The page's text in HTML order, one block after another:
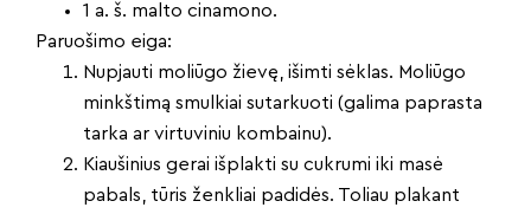
1 a. š. malto cinamono.
Paruošimo eiga:
Nupjauti moliūgo žievę, išimti sėklas. Moliūgo
minkštimą smulkiai sutarkuoti (galima paprasta
tarka ar virtuviniu kombainu).
Kiaušinius gerai išplakti su cukrumi iki masė
pabals, tūris ženkliai padidės. Toliau plakant